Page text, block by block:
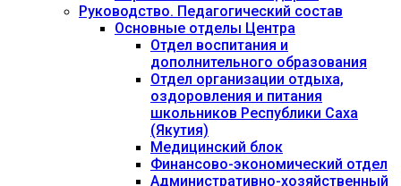
Руководство. Педагогический состав
Основные отделы Центра
Отдел воспитания и
дополнительного образования
Отдел организации отдыха,
оздоровления и питания
школьников Республики Саха
(Якутия)
Медицинский блок
Финансово-экономический отдел
Административно-хозяйственный